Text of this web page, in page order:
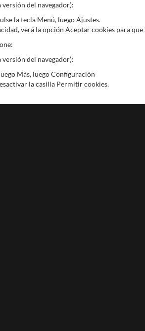
del navegador):
la tecla Menú, luego Ajustes.
verá la opción Aceptar cookies para
del navegador):
Más, luego Configuración
la casilla Permitir cookies.